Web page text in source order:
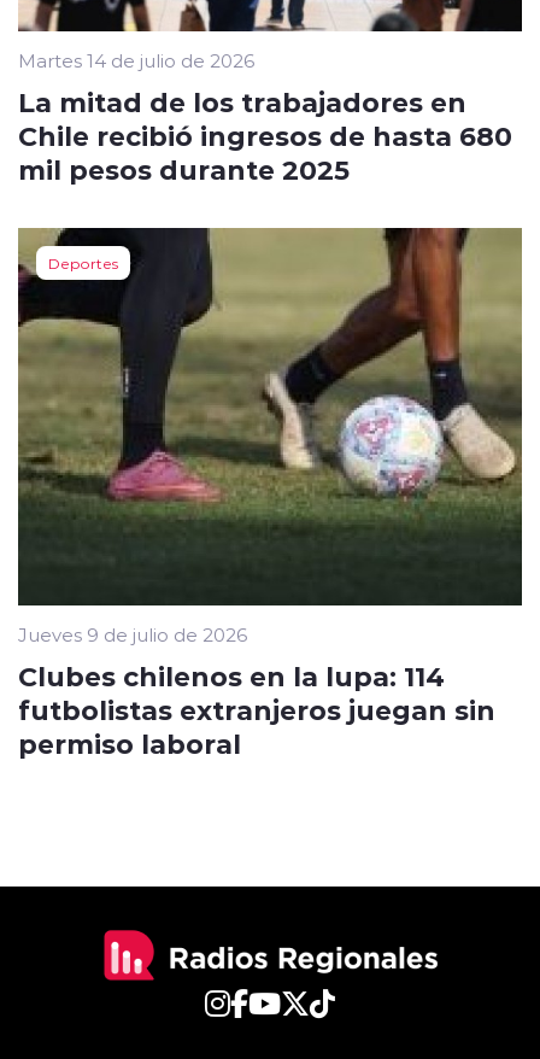
Martes 14 de julio de 2026
La mitad de los trabajadores en
Chile recibió ingresos de hasta 680
mil pesos durante 2025
Deportes
Jueves 9 de julio de 2026
Clubes chilenos en la lupa: 114
futbolistas extranjeros juegan sin
permiso laboral